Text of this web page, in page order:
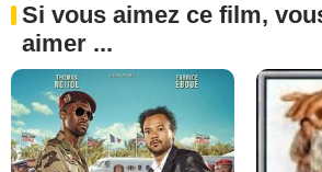
Si vous aimez ce film,
aimer ...